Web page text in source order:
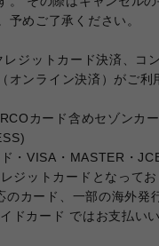
めご了承ください。
ジットカード決済、コン
ンライン決済）がご利
カード含めセゾンカ
・VISA・MASTER・
ジットカードとなって
カード、一部の海外発
ドカード ではお支払い